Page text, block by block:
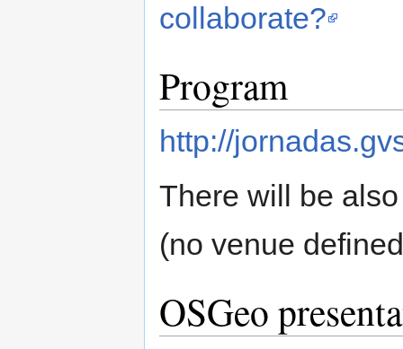
collaborate?
Program
http://
There will be
(no venue
OSGeo